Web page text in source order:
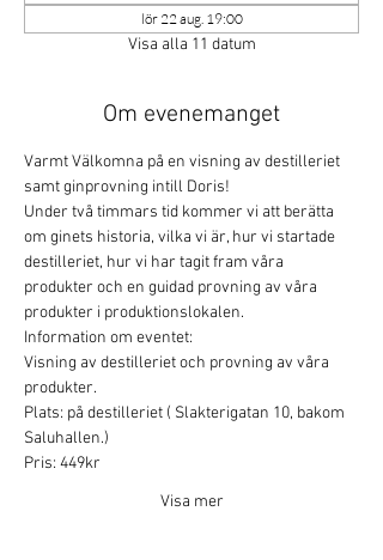
lör 22 aug. 19:00
Visa alla 11 datum
Om evenemanget
Varmt Välkomna på en visning av destilleriet
samt ginprovning intill Doris!
Under två timmars tid kommer vi att berätta
om ginets historia, vilka vi är, hur vi startade
destilleriet, hur vi har tagit fram våra
produkter och en guidad provning av våra
produkter i produktionslokalen.
Information om eventet:
Visning av destilleriet och provning av våra
produkter.
Plats: på destilleriet ( Slakterigatan 10, bakom
Saluhallen.)
Pris: 449kr
Visa mer